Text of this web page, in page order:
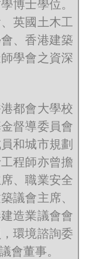
博士學位。
英國土木工
、香港建築
學會之資深
都會大學校
督導委員會
和城市規劃
程師亦曾擔
、職業安全
議會主席、
造業議會會
環境諮詢委
會董事。